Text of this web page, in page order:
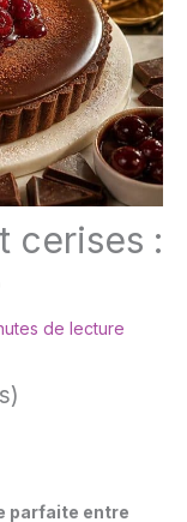
cerises :
de lecture
parfaite entre